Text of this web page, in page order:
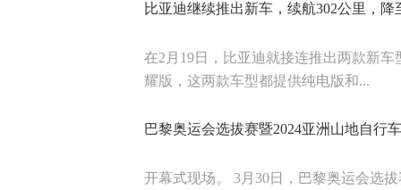
比亚迪继续推出新车，续航302公里，降
在2月19日，比亚迪就接连推出两款新
耀版，这两款车型都提供纯电版和...
巴黎奥运会选拔赛暨2024亚洲山地自行
开幕式现场。 3月30日，巴黎奥运会选